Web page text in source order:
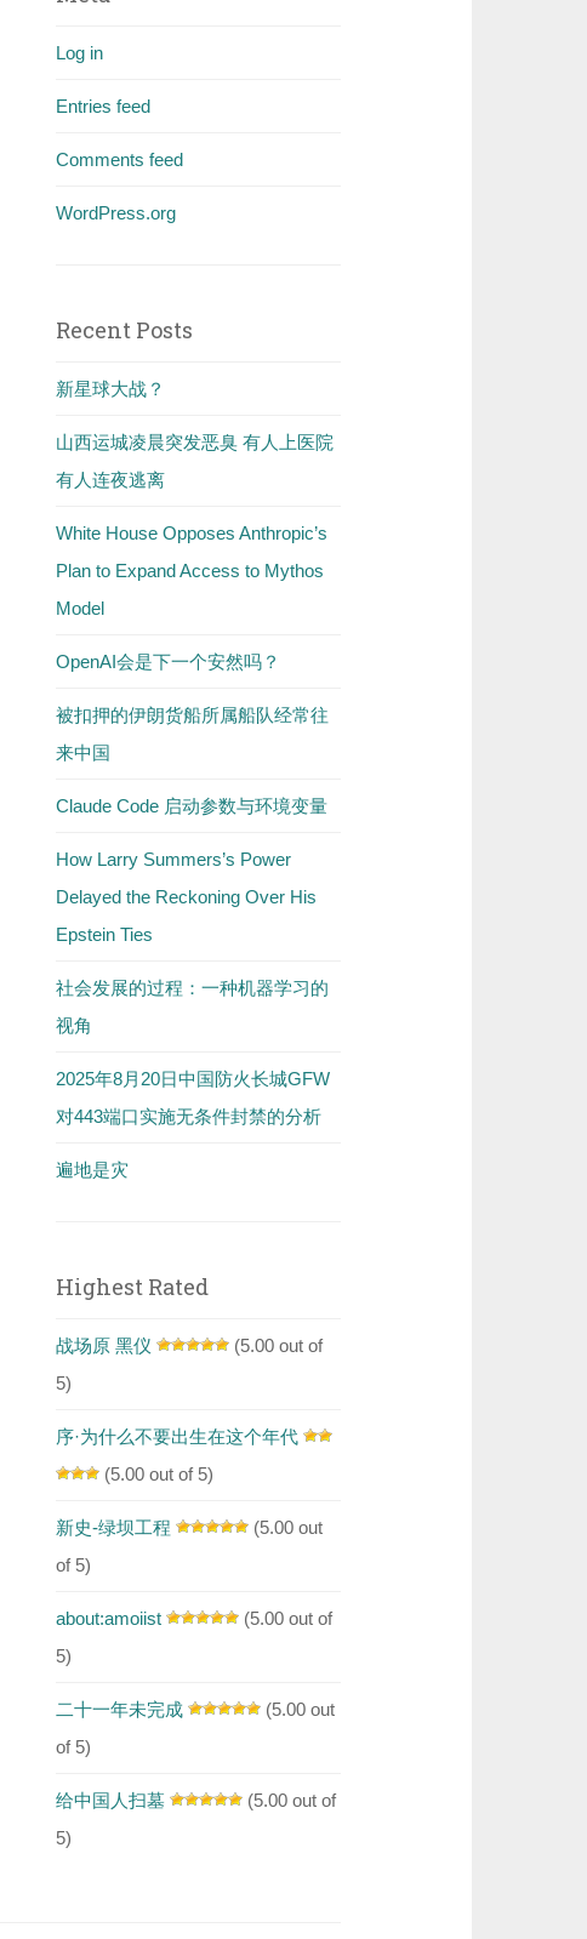
Log in
Entries feed
Comments feed
WordPress.org
Recent Posts
新星球大战？
山西运城凌晨突发恶臭 有人上医院
有人连夜逃离
White House Opposes Anthropic’s
Plan to Expand Access to Mythos
Model
OpenAI会是下一个安然吗？
被扣押的伊朗货船所属船队经常往
来中国
Claude Code 启动参数与环境变量
How Larry Summers’s Power
Delayed the Reckoning Over His
Epstein Ties
社会发展的过程：一种机器学习的
视角
2025年8月20日中国防火长城GFW
对443端口实施无条件封禁的分析
遍地是灾
Highest Rated
战场原 黑仪
(5.00 out of
5)
序·为什么不要出生在这个年代
(5.00 out of 5)
新史-绿坝工程
(5.00 out
of 5)
about:amoiist
(5.00 out of
5)
二十一年未完成
(5.00 out
of 5)
给中国人扫墓
(5.00 out of
5)